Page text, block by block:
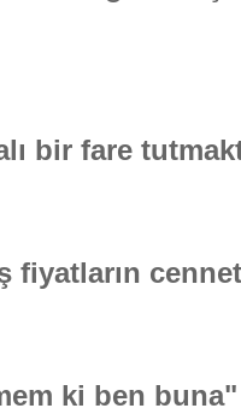
bir fare
fiyatların
ki ben